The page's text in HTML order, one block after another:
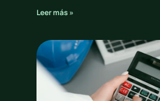
Leer más »